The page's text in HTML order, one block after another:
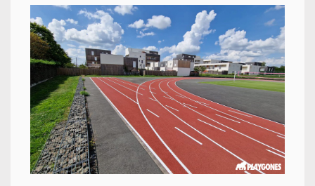
CATALOGUE SPORTPLAY Petit matériel sportif Fitness
Cordes à sauter
Corde de gymnastique-5m-Bleu
Corde 5m tressée en polypropylène brillant.
Conforme aux normes FIG. Bleu / Vert / Jaune / Rouge / Orange